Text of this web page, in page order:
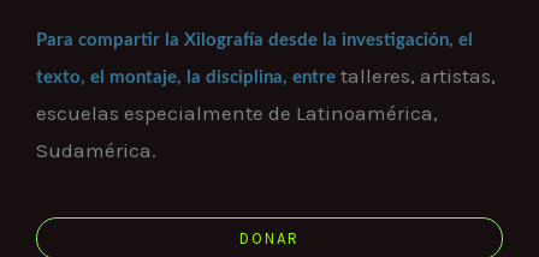
Para compartir la Xilografía desde la investigación, el
texto, el montaje, la disciplina, entre talleres, artistas,
escuelas especialmente de Latinoamérica,
Sudamérica.
DONAR